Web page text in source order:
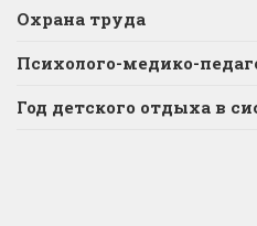
Охрана труда
Психолого-медико-
Год детского отдыха в